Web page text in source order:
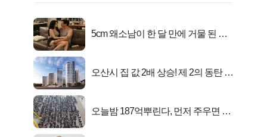
5cm 왜소남이 한 달 만에 거물 된 사
오산시 집 값 2배 상승! 제 2의 동탄 신
오늘밤 187억뿌린다, 먼저 주우면 최